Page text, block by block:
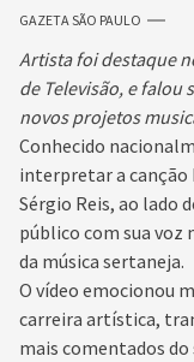
GAZETA SÃO PAULO
Artista foi destaque
de Televisão, e falou
novos projetos
Conhecido
interpretar a canção
Sérgio Reis, ao lado
público com sua
da música sertaneja.
O vídeo emocionou
carreira artística,
mais comentados